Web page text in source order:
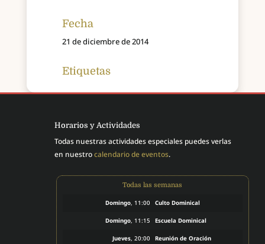
Fecha
21 de diciembre de 2014
Etiquetas
Horarios y Actividades
Todas nuestras actividades especiales puedes verlas
en nuestrocalendario de eventos.
Todas las semanas
Domingo, 11:00 Culto Dominical
Domingo, 11:15 Escuela Dominical
Jueves, 20:00 Reunión de Oración